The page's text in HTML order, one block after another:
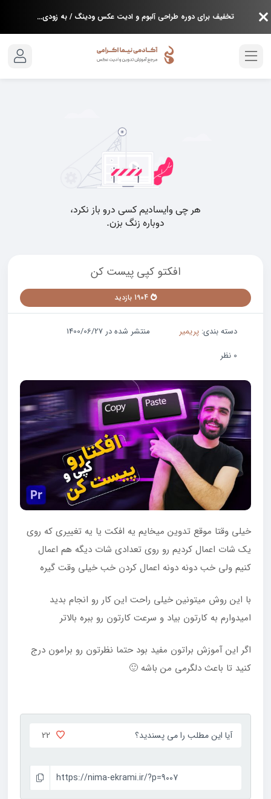
تخفیف برای دوره طراحی آلبوم و ادیت عکس ودینگ / به زودی...
افکتو کپی پیست کن
1904 بازدید
دسته بندی: پریمیر
منتشر شده در 1400/06/27
0 نظر
خیلی وقتا موقع تدوین میخایم یه افکت یا یه تغییری که روی
یک شات اعمال کردیم رو روی تعدادی شات دیگه هم اعمال
کنیم ولی خب دونه دونه اعمال کردن خب خیلی وقت گیره
با این روش میتونین خیلی راحت این کار رو انجام بدید
امیدوارم به کارتون بیاد و سرعت کارتون رو ببره بالاتر
اگر این آموزش براتون مفید بود حتما نظرتون رو برامون درج
کنید تا باعث دلگرمی من باشه 🙂
آیا این مطلب را می پسندید؟ 22
https://nima-ekrami.ir/?p=9007